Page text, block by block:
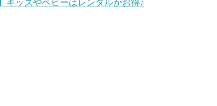
キッズやベビーはレンタルがお得♪